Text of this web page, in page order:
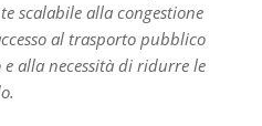
scalabile alla congestione
al trasporto pubblico
alla necessità di ridurre le